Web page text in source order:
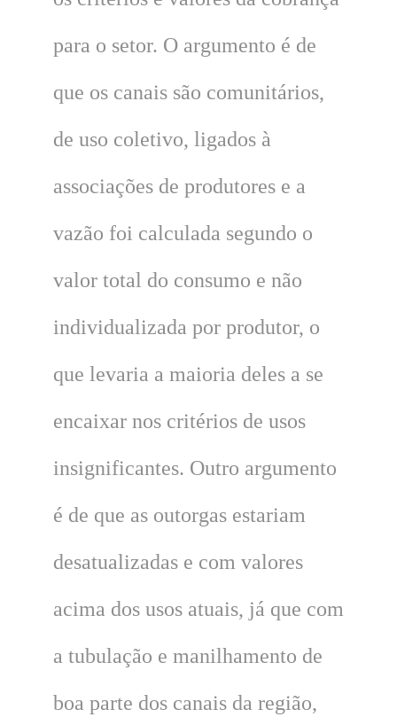
para o setor. O argumento é de
que os canais são comunitários,
de uso coletivo, ligados à
associações de produtores e a
vazão foi calculada segundo o
valor total do consumo e não
individualizada por produtor, o
que levaria a maioria deles a se
encaixar nos critérios de usos
insignificantes. Outro argumento
é de que as outorgas estariam
desatualizadas e com valores
acima dos usos atuais, já que com
a tubulação e manilhamento de
boa parte dos canais da região,